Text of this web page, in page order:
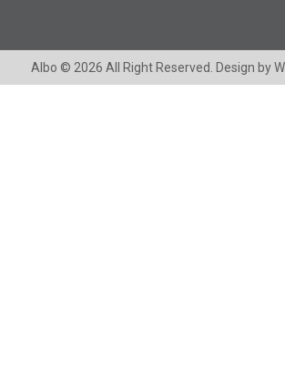
Albo © 2026 All Right Reserved. Design by